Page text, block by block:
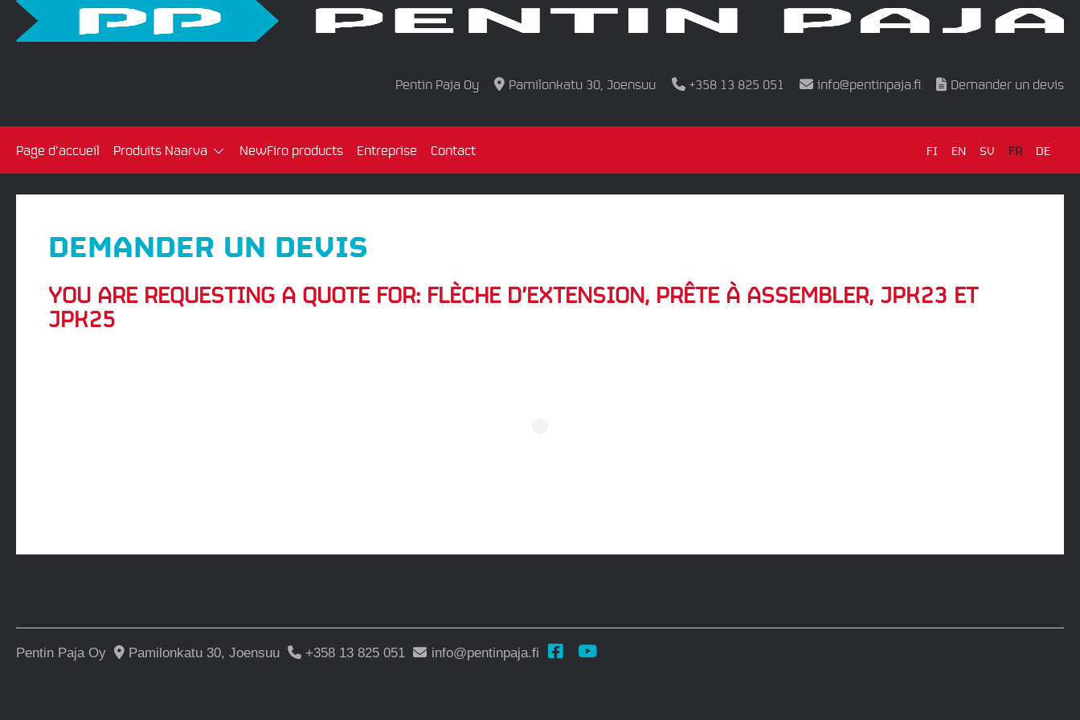
Pentin Paja Oy Pamilonkatu 30, Joensuu +358 13 825 051 info@pentinpaja.fi Demander un devis
FI EN SV FR DE
Page d’accueil Produits Naarva NewFiro products Entreprise Contact
DEMANDER UN DEVIS
YOU ARE REQUESTING A QUOTE FOR: FLÈCHE D’EXTENSION, PRÊTE À ASSEMBLER, JPK23 ET
JPK25
Pentin Paja Oy Pamilonkatu 30, Joensuu +358 13 825 051 info@pentinpaja.fi